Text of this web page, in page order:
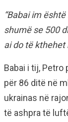
“Babai im
shumë se 500
ai do të kthehet
Babai i tij,
për 86 ditë në
ukrainas në
të ashpra të